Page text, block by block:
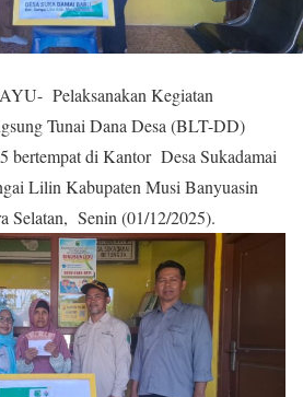
Pelaksanakan Kegiatan
Tunai Dana Desa (BLT-DD)
bertempat di Kantor Desa Sukadamai
Lilin Kabupaten Musi Banyuasin
Selatan, Senin (01/12/2025).